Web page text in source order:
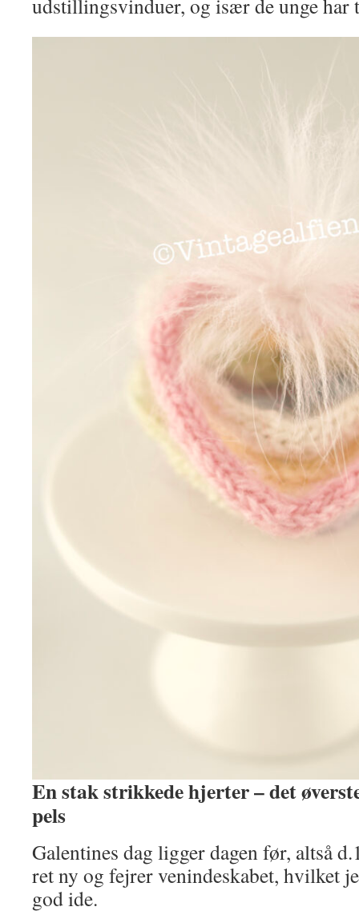
udstillingsvinduer, og især de unge har
En stak strikkede hjerter – det
pels
Galentines dag ligger dagen før, altså
ret ny og fejrer venindeskabet, hvilket
god ide.